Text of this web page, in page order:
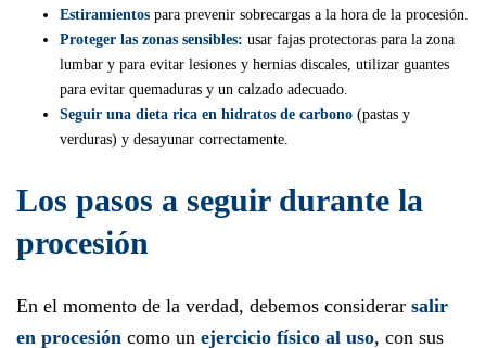
Estiramientos para prevenir sobrecargas a la hora de la procesión.
Proteger las zonas sensibles: usar fajas protectoras para la zona
lumbar y para evitar lesiones y hernias discales, utilizar guantes
para evitar quemaduras y un calzado adecuado.
Seguir una dieta rica en hidratos de carbono (pastas y
verduras) y desayunar correctamente.
Los pasos a seguir durante la
procesión
En el momento de la verdad, debemos considerar salir
en procesión como un ejercicio físico al uso, con sus